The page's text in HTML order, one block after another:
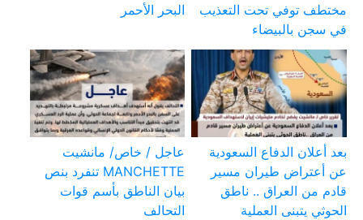
مختطف توفي تحت التعذيب
في سجن بالبيضاء
البحر الأحمر
بعد أعلان الدفاع السعودية
عن أعتراض طيران مسير
قادم من العراق .. ناطق
الحوثي يتبنى العملية
عاجل / خاص/ مانشيت
MANCHETTE تنفرد بنص
بيان الناطق بأسم قوات
التحالف